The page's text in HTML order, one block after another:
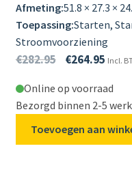
Afmeting:51.8 × 27.3 ×
Toepassing:Starten,
Stroomvoorziening
€282.95 €264.95 Incl.
Online op voorraad
Bezorgd binnen 2-5
Toevoegen aan